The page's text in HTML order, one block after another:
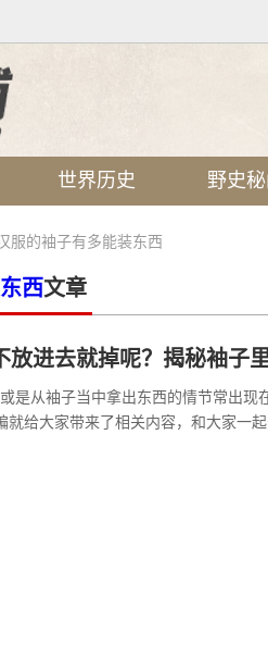
世界历史 野史秘
服的袖子有多能装东西
西文章
进去就掉呢？揭秘袖子里
是从袖子当中拿出东西的情节常出
就给大家带来了相关内容，和大家